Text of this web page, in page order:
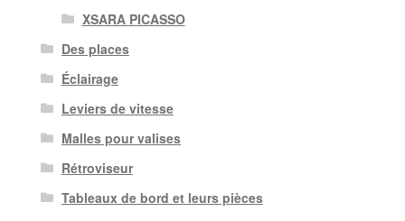
XSARA PICASSO
Des places
Éclairage
Leviers de vitesse
Malles pour valises
Rétroviseur
Tableaux de bord et leurs pièces